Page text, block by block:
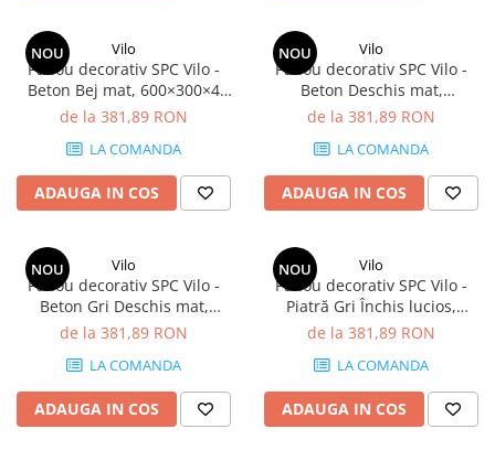
NOU Vilo
Panou decorativ SPC Vilo -
Beton Bej mat, 600×300×4
mm, 2.34 mp/cutie (13
de la 381,89 RON
LA COMANDA
ADAUGA IN COS
NOU Vilo
Panou decorativ SPC Vilo -
Beton Deschis mat,
600×300×4 mm, 2.34 mp/cutie
de la 381,89 RON
LA COMANDA
ADAUGA IN COS
NOU Vilo
Panou decorativ SPC Vilo -
Beton Gri Deschis mat,
600×300×4 mm, 2.34 mp/cutie
de la 381,89 RON
LA COMANDA
ADAUGA IN COS
NOU Vilo
Panou decorativ SPC Vilo -
Piatră Gri Închis lucios,
600×300×4 mm, 2.34 mp/cutie
de la 381,89 RON
LA COMANDA
ADAUGA IN COS